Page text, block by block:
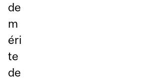
de
m
éri
te
de